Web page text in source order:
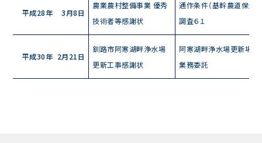
平成28年 3月8日
農業農村整備事業 優秀
技術者等感謝状
通作条件（基幹農道保
調査６１
平成30年 2月21日
釧路市阿寒湖畔浄水場
更新工事感謝状
阿寒湖畔浄水場更新場
業務委託